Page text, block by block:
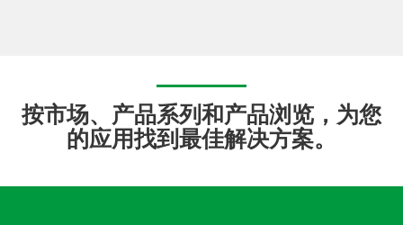
按市场、产品系列和产品浏览，为您
的应用找到最佳解决方案。